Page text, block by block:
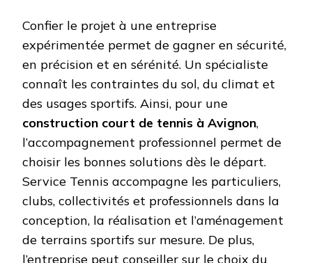
Confier le projet à une entreprise
expérimentée permet de gagner en sécurité,
en précision et en sérénité. Un spécialiste
connaît les contraintes du sol, du climat et
des usages sportifs. Ainsi, pour une
construction court de tennis à Avignon,
l’accompagnement professionnel permet de
choisir les bonnes solutions dès le départ.
Service Tennis accompagne les particuliers,
clubs, collectivités et professionnels dans la
conception, la réalisation et l’aménagement
de terrains sportifs sur mesure. De plus,
l’entreprise peut conseiller sur le choix du